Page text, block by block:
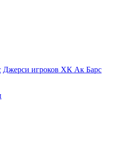
Джерси игроков ХК Ак Барс